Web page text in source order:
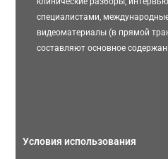
специалистами,
видеоматериалы (в прямой
составляют основное
Условия использования